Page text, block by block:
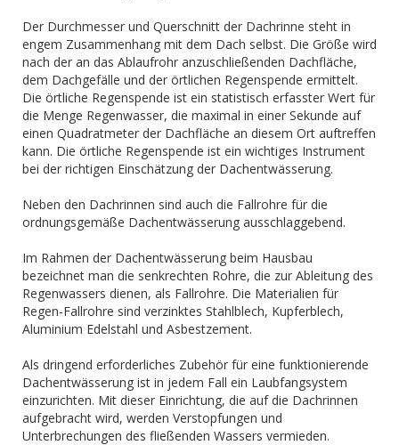
Der Durchmesser und Querschnitt der Dachrinne steht in
engem Zusammenhang mit dem Dach selbst. Die Größe wird
nach der an das Ablaufrohr anzuschließenden Dachfläche,
dem Dachgefälle und der örtlichen Regenspende ermittelt.
Die örtliche Regenspende ist ein statistisch erfasster Wert für
die Menge Regenwasser, die maximal in einer Sekunde auf
einen Quadratmeter der Dachfläche an diesem Ort auftreffen
kann. Die örtliche Regenspende ist ein wichtiges Instrument
bei der richtigen Einschätzung der Dachentwässerung.
Neben den Dachrinnen sind auch die Fallrohre für die
ordnungsgemäße Dachentwässerung ausschlaggebend.
Im Rahmen der Dachentwässerung beim Hausbau
bezeichnet man die senkrechten Rohre, die zur Ableitung des
Regenwassers dienen, als Fallrohre. Die Materialien für
Regen-Fallrohre sind verzinktes Stahlblech, Kupferblech,
Aluminium Edelstahl und Asbestzement.
Als dringend erforderliches Zubehör für eine funktionierende
Dachentwässerung ist in jedem Fall ein Laubfangsystem
einzurichten. Mit dieser Einrichtung, die auf die Dachrinnen
aufgebracht wird, werden Verstopfungen und
Unterbrechungen des fließenden Wassers vermieden.